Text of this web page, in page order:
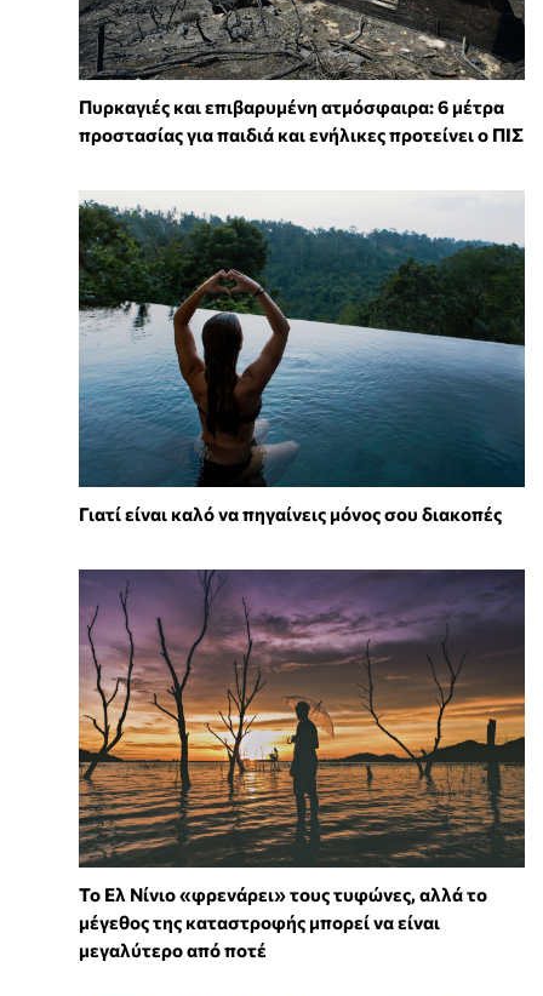
Πυρκαγιές και επιβαρυμένη ατμόσφαιρα: 6 μέτρα
προστασίας για παιδιά και ενήλικες προτείνει ο ΠΙΣ
Γιατί είναι καλό να πηγαίνεις μόνος σου διακοπές
Το Ελ Νίνιο «φρενάρει» τους τυφώνες, αλλά το
μέγεθος της καταστροφής μπορεί να είναι
μεγαλύτερο από ποτέ